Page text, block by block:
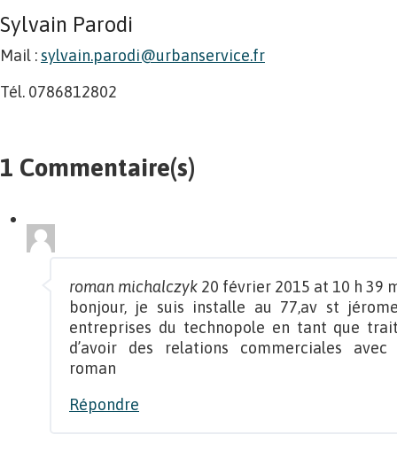
Sylvain Parodi
Mail :sylvain.parodi@urbanservice.fr
Tél. 0786812802
1 Commentaire(s)
roman michalczyk 20 février 2015 at 10 h 39
bonjour, je suis installe au 77,av st
entreprises du technopole en tant que
d’avoir des relations commerciales avec
roman
Répondre